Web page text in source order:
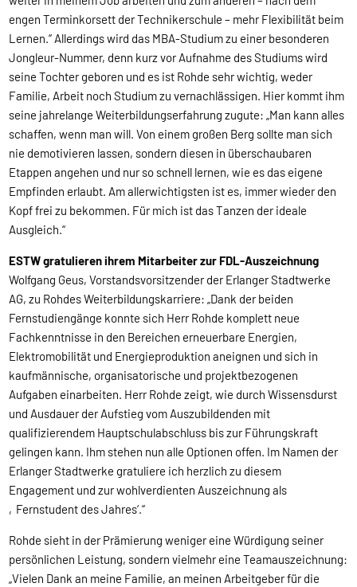
engen Terminkorsett der Technikerschule – mehr Flexibilität beim
Lernen.“ Allerdings wird das MBA-Studium zu einer besonderen
Jongleur-Nummer, denn kurz vor Aufnahme des Studiums wird
seine Tochter geboren und es ist Rohde sehr wichtig, weder
Familie, Arbeit noch Studium zu vernachlässigen. Hier kommt ihm
seine jahrelange Weiterbildungserfahrung zugute: „Man kann alles
schaffen, wenn man will. Von einem großen Berg sollte man sich
nie demotivieren lassen, sondern diesen in überschaubaren
Etappen angehen und nur so schnell lernen, wie es das eigene
Empfinden erlaubt. Am allerwichtigsten ist es, immer wieder den
Kopf frei zu bekommen. Für mich ist das Tanzen der ideale
Ausgleich.“
ESTW gratulieren ihrem Mitarbeiter zur FDL-Auszeichnung
Wolfgang Geus, Vorstandsvorsitzender der Erlanger Stadtwerke
AG, zu Rohdes Weiterbildungskarriere: „Dank der beiden
Fernstudiengänge konnte sich Herr Rohde komplett neue
Fachkenntnisse in den Bereichen erneuerbare Energien,
Elektromobilität und Energieproduktion aneignen und sich in
kaufmännische, organisatorische und projektbezogenen
Aufgaben einarbeiten. Herr Rohde zeigt, wie durch Wissensdurst
und Ausdauer der Aufstieg vom Auszubildenden mit
qualifizierendem Hauptschulabschluss bis zur Führungskraft
gelingen kann. Ihm stehen nun alle Optionen offen. Im Namen der
Erlanger Stadtwerke gratuliere ich herzlich zu diesem
Engagement und zur wohlverdienten Auszeichnung als
‚Fernstudent des Jahres‘.“
Rohde sieht in der Prämierung weniger eine Würdigung seiner
persönlichen Leistung, sondern vielmehr eine Teamauszeichnung:
„Vielen Dank an meine Familie, an meinen Arbeitgeber für die